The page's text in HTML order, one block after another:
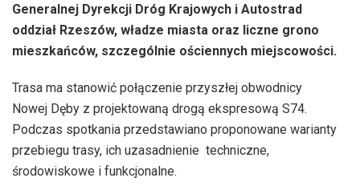
Generalnej Dyrekcji Dróg Krajowych i Autostrad
oddział Rzeszów, władze miasta oraz liczne grono
mieszkańców, szczególnie ościennych miejscowości.
Trasa ma stanowić połączenie przyszłej obwodnicy
Nowej Dęby z projektowaną drogą ekspresową S74.
Podczas spotkania przedstawiano proponowane warianty
przebiegu trasy, ich uzasadnienie techniczne,
środowiskowe i funkcjonalne.